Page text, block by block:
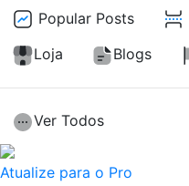
Popular Posts
Loja
Blogs
Ver Todos
Atualize para o Pro